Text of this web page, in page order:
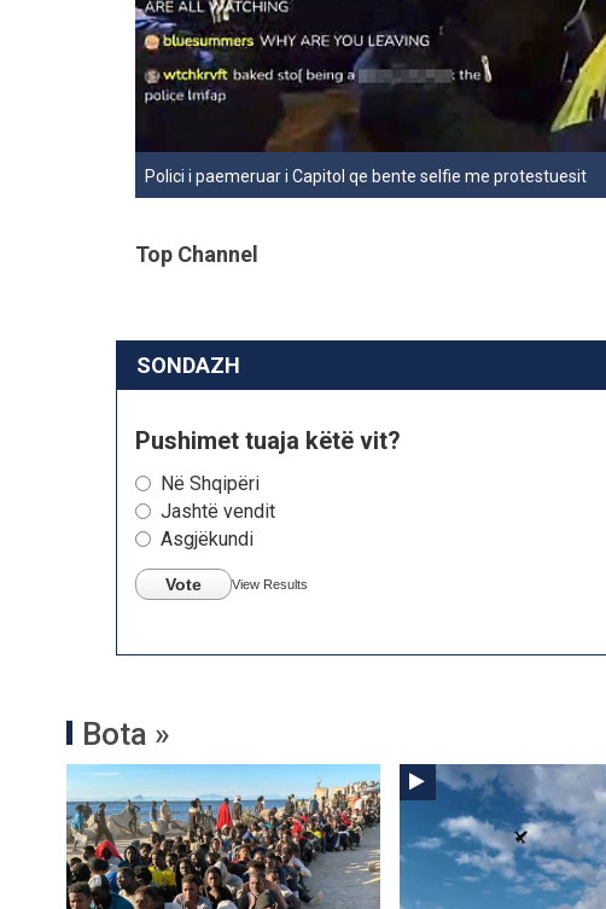
Polici i paemeruar i Capitol qe bente selfie me protestuesit
Top Channel
SONDAZH
Pushimet tuaja këtë vit?
Në Shqipëri
Jashtë vendit
Asgjëkundi
Vote View Results
Bota »